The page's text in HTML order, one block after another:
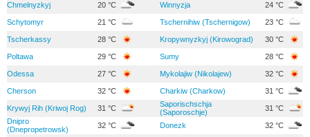
Chmelnyzkyj 20 °C Winnyzja 24 °C
Schytomyr 21 °C Tschernihiw (Tschernigow) 23 °C
Tscherkassy 28 °C Kropywnyzkyj (Kirowograd) 30 °C
Poltawa 29 °C Sumy 28 °C
Odessa 27 °C Mykolajiw (Nikolajew) 32 °C
Cherson 32 °C Charkiw (Charkow) 31 °C
Krywyj Rih (Kriwoj Rog) 31 °C
Saporischschja
(Saporoschje)
31 °C
Dnipro
(Dnepropetrowsk)
32 °C Donezk 32 °C